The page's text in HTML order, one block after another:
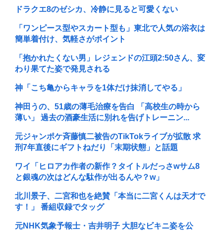
ドラクエ8のゼシカ、冷静に見ると可愛くない
「ワンピース型やスカート型も」東北で人気の浴衣は
簡単着付け、気軽さがポイント
「抱かれたくない男」レジェンドの江頭2:50さん、変
わり果てた姿で発見される
神「こち亀からキャラを1体だけ抹消してやる」
神田うの、51歳の薄毛治療を告白 「高校生の時から
薄い」 過去の酒豪生活に別れを告げトレーニン...
元ジャンポケ斉藤慎二被告のTikTokライブが拡散 求
刑7年直後にギフトねだり「末期状態」と話題
ワイ「ヒロアカ作者の新作？タイトルだっさwサム8
と銀魂の次はどんな駄作が出るんや？w」
北川景子、二宮和也を絶賛「本当に二宮くんは天才で
す！」 番組収録でタッグ
元NHK気象予報士・吉井明子 大胆なビキニ姿を公